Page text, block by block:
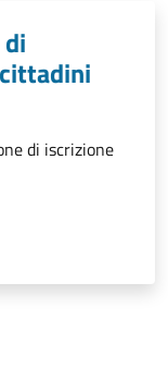
di iscrizione